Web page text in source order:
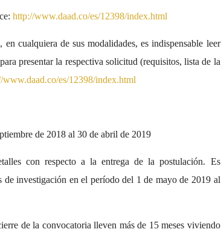
http://www.daad.co/es/12398/index.html
cualquiera de sus modalidades, es indispensable leer
presentar la respectiva solicitud (requisitos, lista de la
www.daad.co/es/12398/index.html
de 2018 al 30 de abril de 2019
con respecto a la entrega de la postulación. Es
de investigación en el período del 1 de mayo de 2019 al
de la convocatoria lleven más de 15 meses viviendo